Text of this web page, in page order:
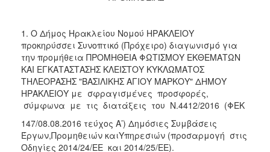
2018
2017
2016
2015
1. Ο Δήμος Ηρακλείου Νομού ΗΡΑΚΛΕΙΟΥ
προκηρύσσει Συνοπτικό (Πρόχειρο) διαγωνισμό για
την προμήθεια ΠΡΟΜΗΘΕΙΑ ΦΩΤΙΣΜΟΥ ΕΚΘΕΜΑΤΩΝ
ΚΑΙ ΕΓΚΑΤΑΣΤΑΣΗΣ ΚΛΕΙΣΤΟΥ ΚΥΚΛΩΜΑΤΟΣ
ΤΗΛΕΟΡΑΣΗΣ "ΒΑΣΙΛΙΚΗΣ ΑΓΙΟΥ ΜΑΡΚΟΥ" ΔΗΜΟΥ
ΗΡΑΚΛΕΙΟΥ με σφραγισμένες προσφορές,
σύμφωνα με τις διατάξεις του Ν.4412/2016 (ΦΕΚ
147/08.08.2016 τεύχος Α’) Δημόσιες Συμβάσεις
Έργων,Προμηθειών καιΥπηρεσιών (προσαρμογή στις
Οδηγίες 2014/24/ΕΕ και 2014/25/ΕΕ).